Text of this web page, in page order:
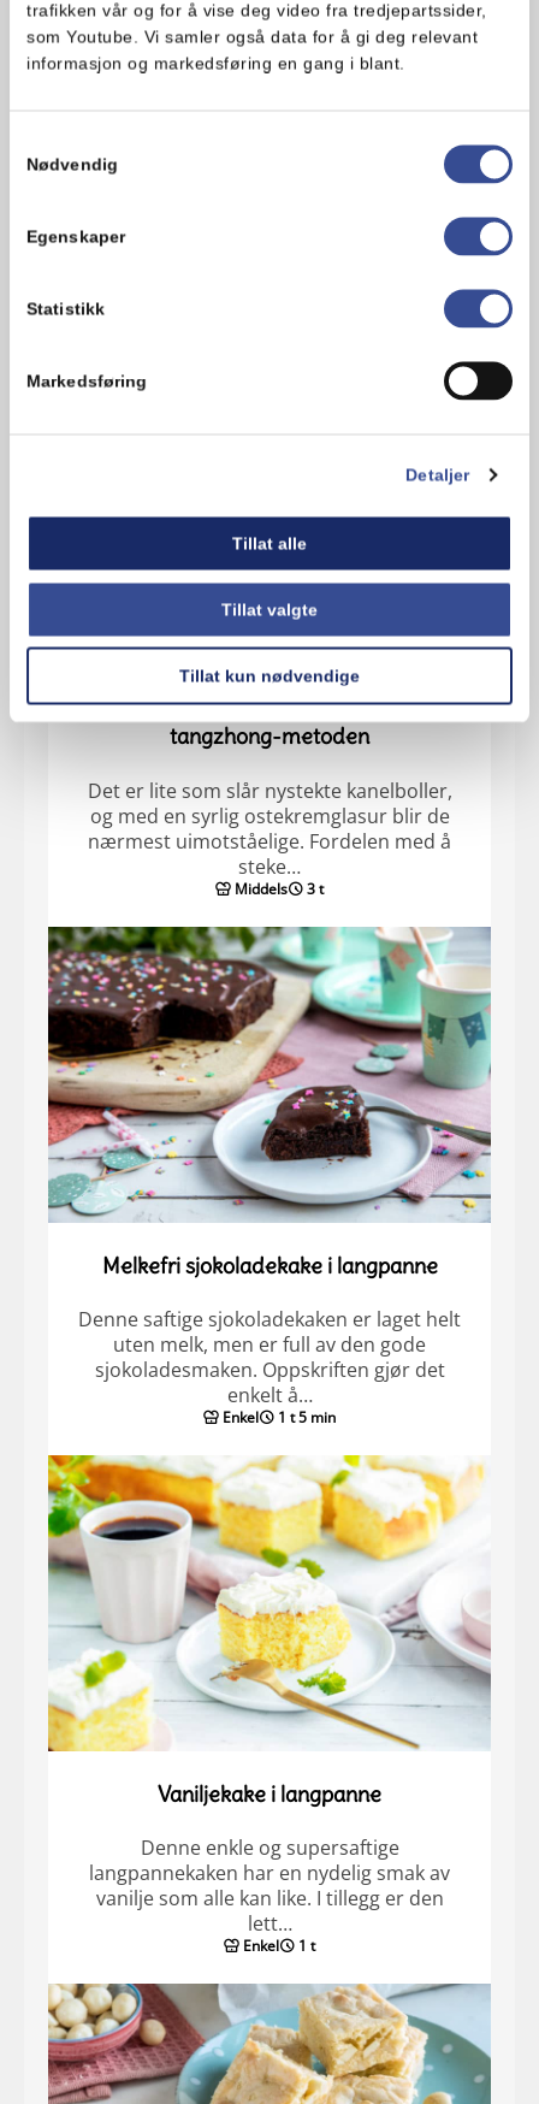
trafikken vår og for å vise deg video fra tredjepartssider,
som Youtube. Vi samler også data for å gi deg relevant
informasjon og markedsføring en gang i blant.
Nødvendig
Egenskaper
Statistikk
Markedsføring
Detaljer
Tillat alle
Tillat valgte
Tillat kun nødvendige
saftig og enkel å røre sammen. Perfekt å
Kanelboller i langpanne bakt med
tangzhong-metoden
Det er lite som slår nystekte kanelboller,
og med en syrlig ostekremglasur blir de
nærmest uimotståelige. Fordelen med å
steke…
Middels 3 t
Melkefri sjokoladekake i langpanne
Denne saftige sjokoladekaken er laget helt
uten melk, men er full av den gode
sjokoladesmaken. Oppskriften gjør det
enkelt å…
Enkel 1 t 5 min
Vaniljekake i langpanne
Denne enkle og supersaftige
langpannekaken har en nydelig smak av
vanilje som alle kan like. I tillegg er den
lett…
Enkel 1 t